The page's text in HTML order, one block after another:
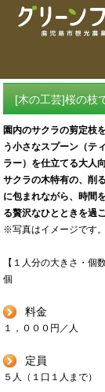
[木の工芸]桜の枝
園内のサクラの剪定枝
う小さなスプーン（テ
ラー）を仕立てる大人
サクラの木特有の、削
に包まれながら、時間
る贅沢なひとときを過
※写真はイメージです。
【１人分の大きさ・個
個
料金
１，０００円／人
定員
５人（１口１人まで）